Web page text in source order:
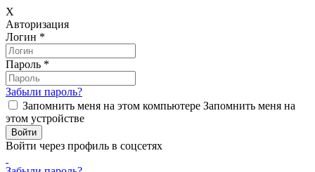
X
Авторизация
Логин *
Пароль *
Забыли пароль?
Запомнить меня на этом компьютере Запомнить меня на
этом устройстве
Войти через профиль в соцсетях